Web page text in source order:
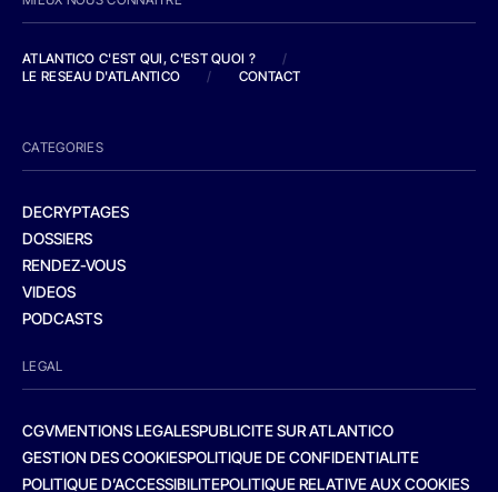
ATLANTICO C'EST QUI, C'EST QUOI ?
/
LE RESEAU D'ATLANTICO
/ CONTACT
CATEGORIES
DECRYPTAGES
DOSSIERS
RENDEZ-VOUS
VIDEOS
PODCASTS
LEGAL
CGVMENTIONS LEGALESPUBLICITE SUR ATLANTICO
GESTION DES COOKIESPOLITIQUE DE CONFIDENTIALITE
POLITIQUE D’ACCESSIBILITEPOLITIQUE RELATIVE AUX COOKIES